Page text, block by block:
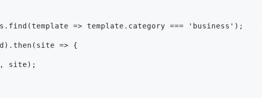
=> template.category === 'business');    //
=> {
site);